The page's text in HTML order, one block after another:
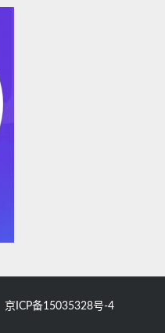
京ICP备15035328号-4